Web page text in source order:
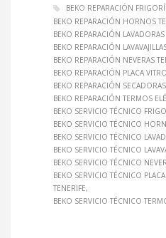
BEKO REPARACIÓN
BEKO REPARACIÓN HORNOS
BEKO REPARACIÓN LAVADORAS
BEKO REPARACIÓN
BEKO REPARACIÓN NEVERAS
BEKO REPARACIÓN PLACA
BEKO REPARACIÓN
BEKO REPARACIÓN TERMOS
BEKO SERVICIO TÉCNICO
BEKO SERVICIO TÉCNICO
BEKO SERVICIO TÉCNICO
BEKO SERVICIO TÉCNICO
BEKO SERVICIO TÉCNICO
BEKO SERVICIO TÉCNICO
TENERIFE
BEKO SERVICIO TÉCNICO